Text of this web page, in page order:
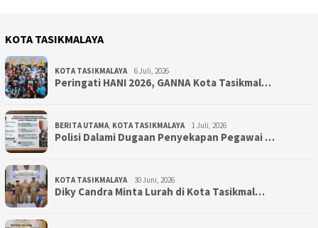
KOTA TASIKMALAYA
KOTA TASIKMALAYA 6 Juli, 2026
Peringati HANI 2026, GANNA Kota Tasikmal…
BERITA UTAMA, KOTA TASIKMALAYA 1 Juli, 2026
Polisi Dalami Dugaan Penyekapan Pegawai …
KOTA TASIKMALAYA 30 Juni, 2026
Diky Candra Minta Lurah di Kota Tasikmal…